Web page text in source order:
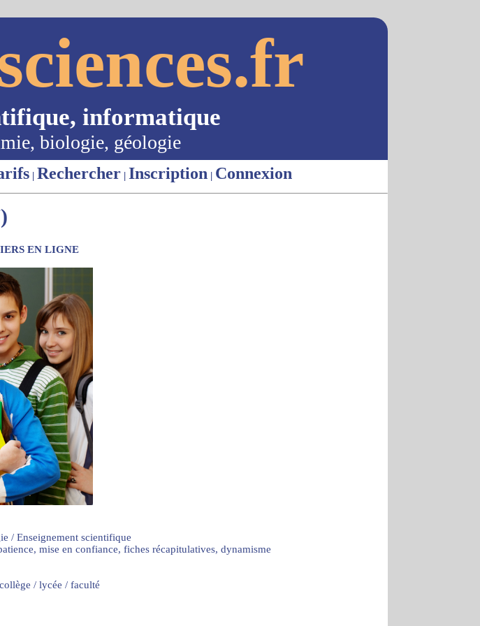
informatique
biologie, géologie
| Rechercher | Inscription | Connexion
EN LIGNE
/ Enseignement scientifique
mise en confiance, fiches récapitulatives, dynamisme
/ lycée / faculté